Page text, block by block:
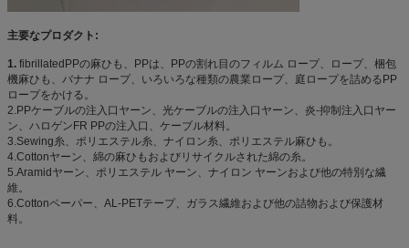
主要なプロダクト:
1. fibrillatedPPの麻ひも、PPは、PPの割れ目のフィルム ロープ、ロープ、梱包
機麻ひも、バナナ ロープ、いろいろな種類の農業ロープ、庭ロープを詰めるPP
ロープをかける。
2.PPケーブルの注入口ヤーン、光ケーブルの注入口ヤーン、炎-抑制注入口ヤー
ン、ハロゲンFR PPの注入口、ケーブル材料。
3.Sewing糸、ポリエステル糸、ナイロン糸、ポリエステル麻ひも。
4.Cottonヤーン、綿の麻ひもおよびリサイクルされた綿の糸。
5.Aramidヤーン、ポリエステル ヤーン、ナイロン ヤーンおよび他の特別な繊
維。
6.Cottonペーパー、AL-PETテープ、ガラス繊維および他の詰物および保護材
料。